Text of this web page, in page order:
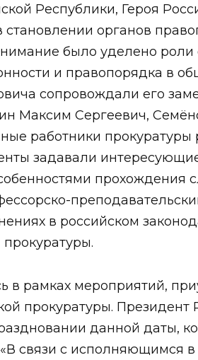
Республики, Героя
органов
было уделено роли
и правопорядка в
сопровождали его
Максим Сергеевич,
работники
задавали
прохождения
в российском
в рамках мероприятий,
прокуратуры.
данной даты,
связи с исполняющимся